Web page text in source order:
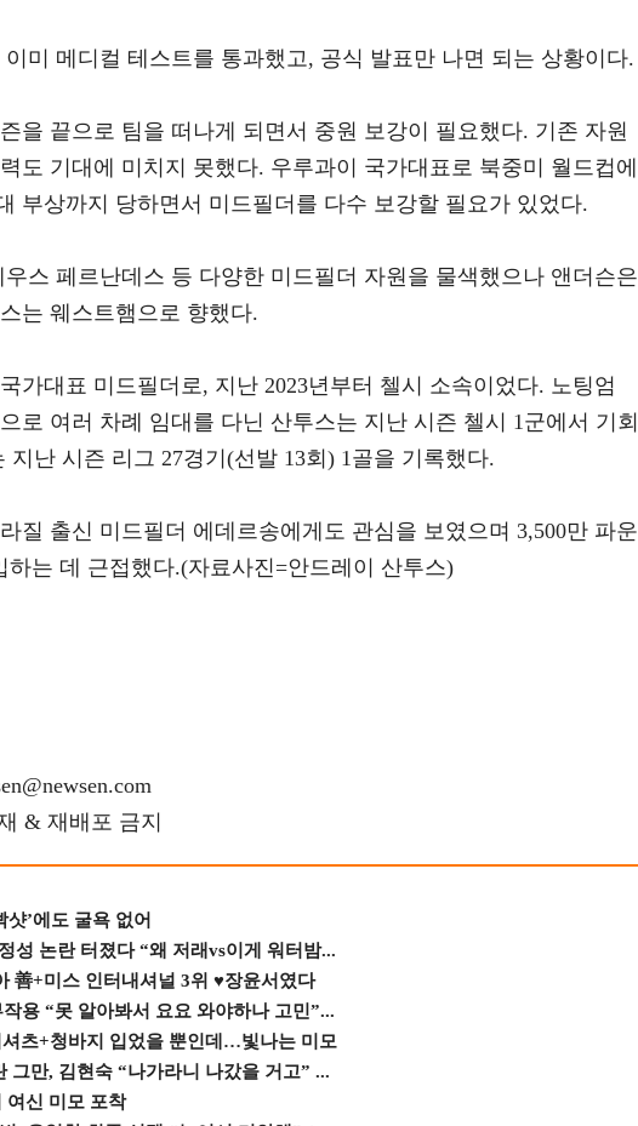
미 메디컬 테스트를 통과했고, 공식 발표만 나면 되는 상황이다.
을 끝으로 팀을 떠나게 되면서 중원 보강이 필요했다. 기존 자원
도 기대에 미치지 못했다. 우루과이 국가대표로 북중미 월드컵에
부상까지 당하면서 미드필더를 다수 보강할 필요가 있었다.
스 페르난데스 등 다양한 미드필더 자원을 물색했으나 앤더슨은
는 웨스트햄으로 향했다.
가대표 미드필더로, 지난 2023년부터 첼시 소속이었다. 노팅엄
로 여러 차례 임대를 다닌 산투스는 지난 시즌 첼시 1군에서 기회
난 시즌 리그 27경기(선발 13회) 1골을 기록했다.
질 출신 미드필더 에데르송에게도 관심을 보였으며 3,500만 파운
하는 데 근접했다.(자료사진=안드레이 산투스)
& 재배포 금지
’에도 굴욕 없어
성 논란 터졌다 “왜 저래vs이게 워터밤...
善+미스 인터내셔널 3위 ♥장윤서였다
용 “못 알아봐서 요요 와야하나 고민”...
츠+청바지 입었을 뿐인데…빛나는 미모
그만, 김현숙 “나가라니 나갔을 거고” ...
여신 미모 포착